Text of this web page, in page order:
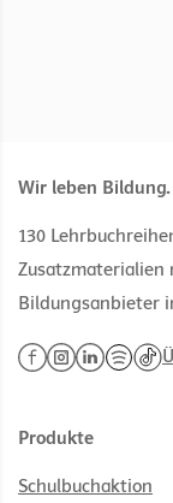
Wir leben Bildung.
130
Zusatzmaterialien
Bildungsanbieter
Produkte
Schulbuchaktion